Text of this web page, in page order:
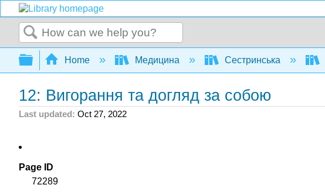
Search
Expand/collapse global hierarchy
Home Медицина Сестринська
12: Вигорання та догляд за собою
Last updated Oct 27, 2022
Page ID
72289